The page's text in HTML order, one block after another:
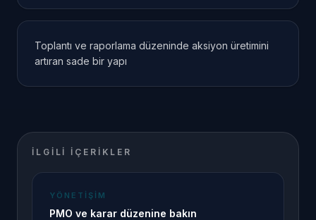
Toplantı ve raporlama düzeninde aksiyon üretimini
artıran sade bir yapı
İLGILI IÇERIKLER
YÖNETIŞIM
PMO ve karar düzenine bakın